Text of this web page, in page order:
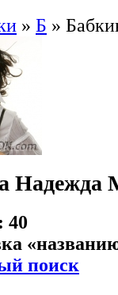
» Б »
Надежда
40
«
поиск